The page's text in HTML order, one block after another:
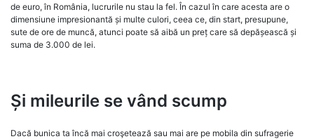
de euro, în România, lucrurile nu stau la fel. În cazul în care acesta are o
dimensiune impresionantă și multe culori, ceea ce, din start, presupune,
sute de ore de muncă, atunci poate să aibă un preț care să depășească și
suma de 3.000 de lei.
Și mileurile se vând scump
Dacă bunica ta încă mai croşetează sau mai are pe mobila din sufragerie